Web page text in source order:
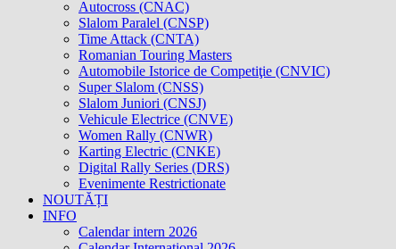
Autocross (CNAC)
Slalom Paralel (CNSP)
Time Attack (CNTA)
Romanian Touring Masters
Automobile Istorice de Competiţie (CNVIC)
Super Slalom (CNSS)
Slalom Juniori (CNSJ)
Vehicule Electrice (CNVE)
Women Rally (CNWR)
Karting Electric (CNKE)
Digital Rally Series (DRS)
Evenimente Restrictionate
NOUTĂȚI
INFO
Calendar intern 2026